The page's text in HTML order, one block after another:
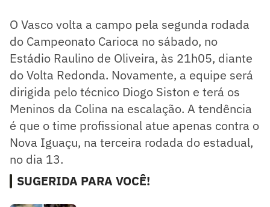
O Vasco volta a campo pela segunda rodada
do Campeonato Carioca no sábado, no
Estádio Raulino de Oliveira, às 21h05, diante
do Volta Redonda. Novamente, a equipe será
dirigida pelo técnico Diogo Siston e terá os
Meninos da Colina na escalação. A tendência
é que o time profissional atue apenas contra o
Nova Iguaçu, na terceira rodada do estadual,
no dia 13.
SUGERIDA PARA VOCÊ!